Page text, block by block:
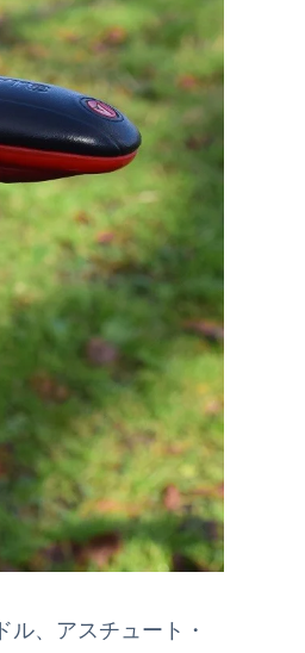
、アスチュート・